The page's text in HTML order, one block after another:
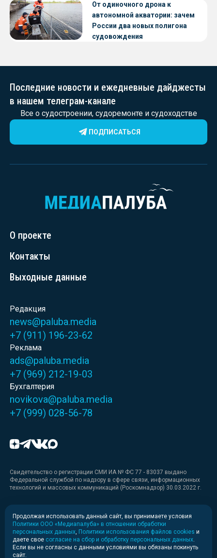
От одиночного дрона к
автономной акватории: зачем
России два новых полигона
судовождения
Последние новости и ежедневные дайджесты
в нашем телеграм-канале
Все о судостроении, судоремонте и судоходстве
ПОДПИСАТЬСЯ
О проекте
Контакты
Выходные данные
Редакция
news@paluba.media
+7 (911) 196-23-62
Реклама
ads@paluba.media
+7 (969) 212-19-03
Бухгалтерия
novikova@paluba.media
+7 (999) 028-56-78
Свидетельство о регистрации СМИ ИА № ФС 77 - 83037 выдано
Федеральной службой по надзору в сфере связи, информационных
технологий и массовых коммуникаций (Роскомнадзор) 30.03.2022 г.
Медиакит
Медиакит для печати
Политика конфиденциальности
Продолжая использовать данный сайт, вы принимаете условия
Политики ООО «Медиапалуба» в отношении обработки
персональных данных Политики использования файлов cookies и
даете свое согласие на сбор и обработку персональных данных
Если вы не согласны с данными условиями вы обязаны покинуть
сайт.